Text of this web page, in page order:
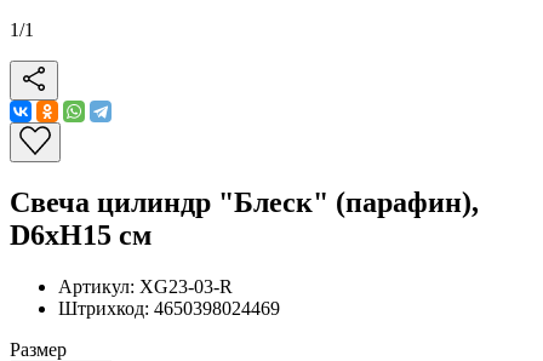
1/1
Свеча цилиндр "Блеск" (парафин),
D6xH15 см
Артикул: XG23-03-R
Штрихкод: 4650398024469
Размер